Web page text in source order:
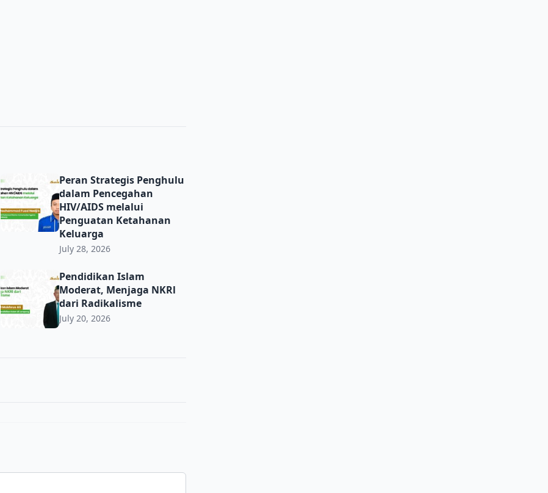
Peran Strategis Penghulu dalam Pencegahan HIV/AIDS melalui Penguatan Ketahanan Keluarga
Peran Strategis Penghulu
dalam Pencegahan
HIV/AIDS melalui
Penguatan Ketahanan
Keluarga
July 28, 2026
Pendidikan Islam Moderat, Menjaga NKRl dari Radikalisme
Pendidikan Islam
Moderat, Menjaga NKRl
dari Radikalisme
July 20, 2026